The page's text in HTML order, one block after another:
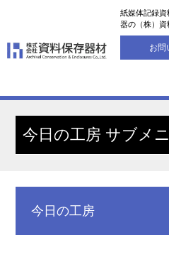
紙媒体記録
器の（株）資
お問
今日の工房 サブメ
今日の工房